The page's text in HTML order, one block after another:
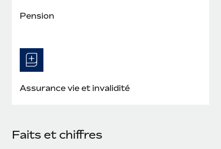
Pension
Assurance vie et invalidité
Faits et chiffres